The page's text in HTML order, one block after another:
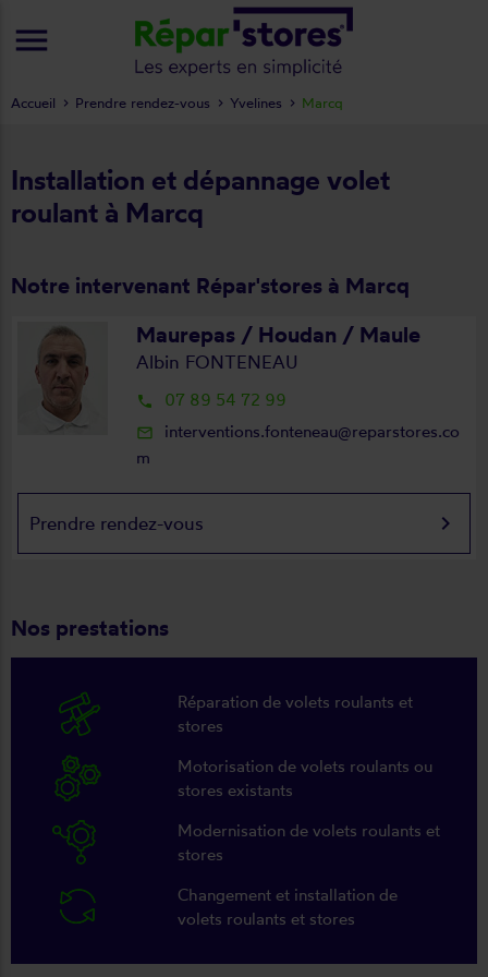
Installation et dépannage volet
roulant à Marcq
Notre intervenant Répar'stores à Marcq
Maurepas / Houdan / Maule
Albin FONTENEAU
local_phone 07 89 54 72 99
mail_outline
interventions.fonteneau@reparstores.co
m
Prendre rendez-vous keyboard_arrow_right
Nos prestations
Réparation de volets roulants et
stores
Motorisation de volets roulants ou
stores existants
Modernisation de volets roulants et
stores
Changement et installation de
volets roulants et stores
Accueil Prendre rendez-vous Yvelines Marcq
menu